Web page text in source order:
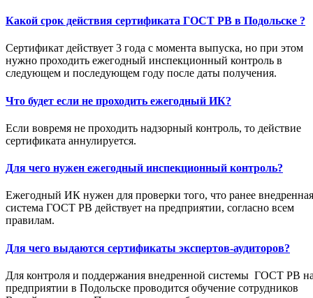
Какой срок действия сертификата ГОСТ РВ в Подольске ?
Сертификат действует 3 года с момента выпуска, но при этом
нужно проходить ежегодный инспекционный контроль в
следующем и последующем году после даты получения.
Что будет если не проходить ежегодный ИК?
Если вовремя не проходить надзорный контроль, то действие
сертификата аннулируется.
Для чего нужен ежегодный инспекционный контроль?
Ежегодный ИК нужен для проверки того, что ранее внедренная
система ГОСТ РВ действует на предприятии, согласно всем
правилам.
Для чего выдаются сертификаты экспертов-аудиторов?
Для контроля и поддержания внедренной системы ГОСТ РВ
предприятии в Подольске проводится обучение сотрудников